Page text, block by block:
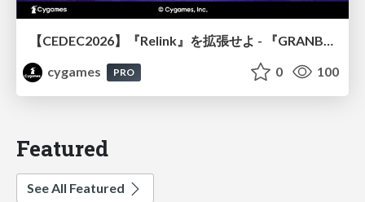
【CEDEC2026】『Relink』を拡張せよ - 『GRANBLUE FANTASY: Relink - Endless Ragnarok』の開発速度と品質を守るCI運用
cygames
PRO 0 100
Featured
See All Featured